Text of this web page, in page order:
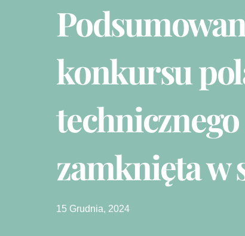
konkursu
zamknięta w
15 Grudnia, 2024